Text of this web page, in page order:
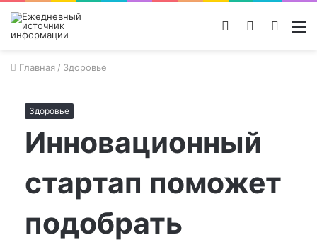
Поиск
Switch
Войти
Главная / Здоровье
Здоровье
Инновационный
стартап поможет
подобрать